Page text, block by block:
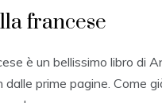
francese
è un bellissimo libro di
dalle prime pagine. Come